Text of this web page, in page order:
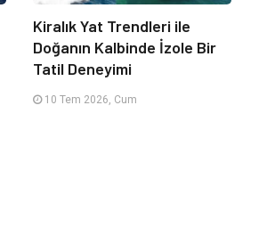
Kiralık Yat Trendleri ile
Doğanın Kalbinde İzole Bir
Tatil Deneyimi
10 Tem 2026, Cum